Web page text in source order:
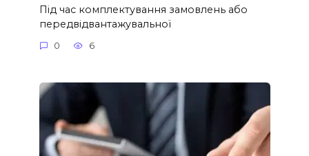
Під час комплектування замовлень або
передвідвантажувальної
0 6